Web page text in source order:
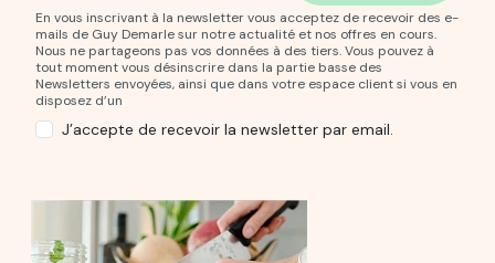
En vous inscrivant à la newsletter vous acceptez de recevoir des e-
mails de Guy Demarle sur notre actualité et nos offres en cours.
Nous ne partageons pas vos données à des tiers. Vous pouvez à
tout moment vous désinscrire dans la partie basse des
Newsletters envoyées, ainsi que dans votre espace client si vous en
disposez d’un
J’accepte de recevoir la newsletter par email.